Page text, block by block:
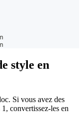
style en
Si vous avez des
convertissez-les en